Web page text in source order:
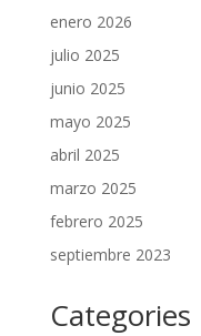
enero 2026
julio 2025
junio 2025
mayo 2025
abril 2025
marzo 2025
febrero 2025
septiembre 2023
Categories